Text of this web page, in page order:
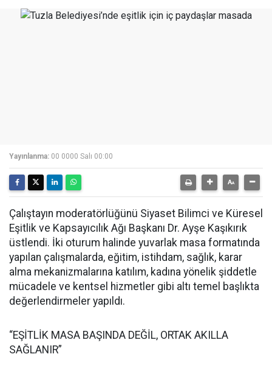
Yayınlanma: 00 0000 Salı 00:00
Çalıştayın moderatörlüğünü Siyaset Bilimci ve Küresel
Eşitlik ve Kapsayıcılık Ağı Başkanı Dr. Ayşe Kaşıkırık
üstlendi. İki oturum halinde yuvarlak masa formatında
yapılan çalışmalarda, eğitim, istihdam, sağlık, karar
alma mekanizmalarına katılım, kadına yönelik şiddetle
mücadele ve kentsel hizmetler gibi altı temel başlıkta
değerlendirmeler yapıldı.
“EŞİTLİK MASA BAŞINDA DEĞİL, ORTAK AKILLA
SAĞLANIR”